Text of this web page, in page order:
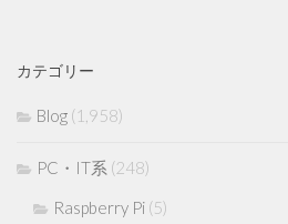
カテゴリー
Blog (1,958)
PC・IT系 (248)
Raspberry Pi (5)